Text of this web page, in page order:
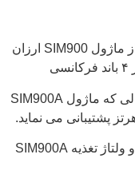
از نظر صرفه اقتصادی ماژول SIM900A از ماژول SIM900 ارزان
۸۵۰,۹۰۰,۱۸۰۰,۱۹۰۰ مگاهرتز است در حالی که ماژول SIM900A
ولتاژ تغذیه SIM900 بین ۳٫۴ الی ۴٫۵ ولت و ولتاژ تغذیه SIM900A